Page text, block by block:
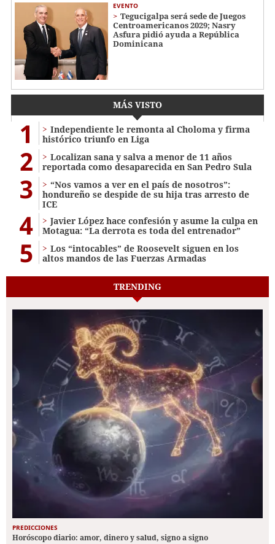
EVENTO
Tegucigalpa será sede de Juegos
Centroamericanos 2029; Nasry
Asfura pidió ayuda a República
Dominicana
MÁS VISTO
1
Independiente le remonta al Choloma y firma
histórico triunfo en Liga
2
Localizan sana y salva a menor de 11 años
reportada como desaparecida en San Pedro Sula
3
“Nos vamos a ver en el país de nosotros”:
hondureño se despide de su hija tras arresto de
ICE
4
Javier López hace confesión y asume la culpa en
Motagua: “La derrota es toda del entrenador”
5
Los “intocables” de Roosevelt siguen en los
altos mandos de las Fuerzas Armadas
TRENDING
PREDICCIONES
Horóscopo diario: amor, dinero y salud, signo a signo